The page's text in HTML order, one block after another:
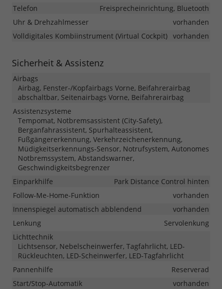
Telefon
Freisprecheinrichtung, Bluetooth
Uhr & Drehzahlmesser
vorhanden
Volldigitales Kombiinstrument (Virtual Cockpit) vorhanden
Sicherheit & Assistenz
Airbags
Airbag, Fenster-/Kopfairbags Vorne, Beifahrerairbag
abschaltbar, Seitenairbags Vorne, Beifahrerairbag
Assistenzsysteme
Tempomat, Notbremsassistent (City-Safety),
Berganfahrassistent, Spurhalteassistent,
Fußgängererkennung, Verkehrzeichenerkennung,
Müdigkeitserkennungs-Sensor, Notrufsystem, Autonomes
Notbremssystem, Abstandswarner,
Geschwindigkeitsbegrenzer
Einparkhilfe
Park Distance Control hinten
Follow-Me-Home-Funktion
vorhanden
Innenspiegel automatisch abblendend
vorhanden
Lenkung
Servolenkung
Lichttechnik
Lichtsensor, Nebelscheinwerfer, Tagfahrlicht, LED-
Rückleuchten, LED-Scheinwerfer, LED-Tagfahrlicht
Pannenhilfe
Reserverad
Start/Stop-Automatik
vorhanden